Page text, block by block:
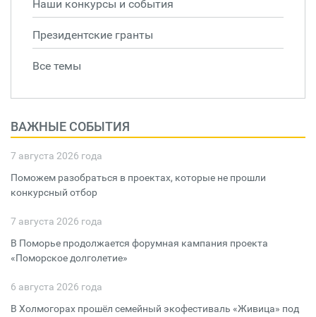
Наши конкурсы и события
Президентские гранты
Все темы
ВАЖНЫЕ СОБЫТИЯ
7 августа 2026 года
Поможем разобраться в проектах, которые не прошли
конкурсный отбор
7 августа 2026 года
В Поморье продолжается форумная кампания проекта
«Поморское долголетие»
6 августа 2026 года
В Холмогорах прошёл семейный экофестиваль «Живица» под